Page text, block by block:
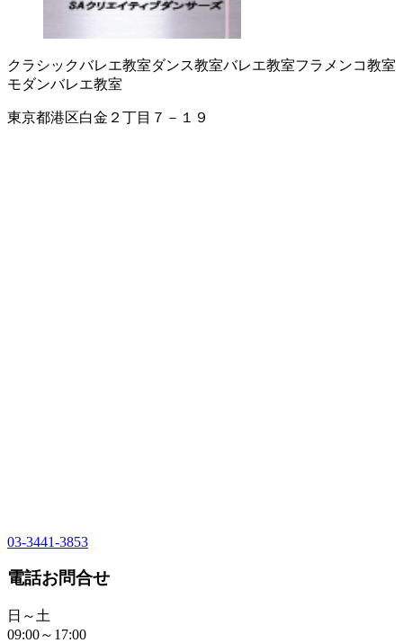
クラシックバレエ教室ダンス教室バレエ教室フラメンコ教室
モダンバレエ教室
東京都港区白金２丁目７－１９
03-3441-3853
電話お問合せ
日～土
09:00～17:00